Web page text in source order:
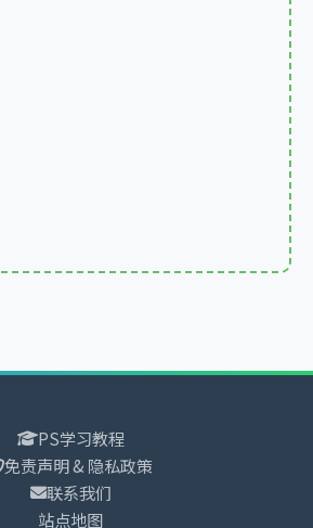
PS学习教程
免责声明 & 隐私政策
联系我们
站点地图